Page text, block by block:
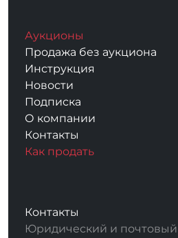
Аукционы
Продажа без аукциона
Инструкция
Новости
Подписка
О компании
Контакты
Как продать
Контакты
Юридический и почтовый